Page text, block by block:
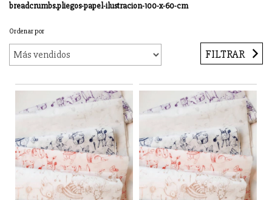
breadcrumbs.pliegos-papel-ilustracion-100-x-60-cm
Ordenar por
FILTRAR